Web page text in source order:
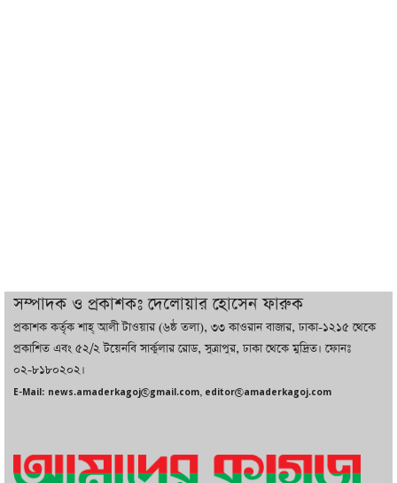
বাজারে কাঁচা মরিচে ‘আগুন’, ‘এত দাম তো
আগে দেখিনি’
সম্পাদক ও প্রকাশকঃ দেলোয়ার হোসেন ফারুক
প্রকাশক কর্তৃক শাহ্ আলী টাওয়ার (৬ষ্ঠ তলা), ৩৩ কাওরান বাজার, ঢাকা-১২১৫ থেকে
প্রকাশিত এবং ৫২/২ টয়েনবি সার্কুলার রোড, সুত্রাপুর, ঢাকা থেকে মুদ্রিত। ফোনঃ
০২-৮১৮০২০২।
E-Mail: news.amaderkagoj@gmail.com, editor@amaderkagoj.com